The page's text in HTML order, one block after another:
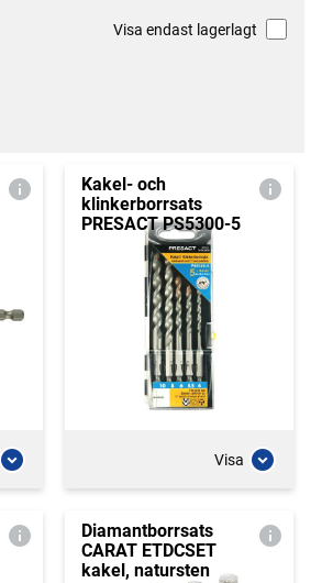
Visa endast lagerlagt
Kakel- och
klinkerborrsats
PRESACT PS5300-5
Visa
Diamantborrsats
CARAT ETDCSET
kakel, natursten